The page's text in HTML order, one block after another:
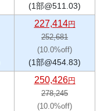
(1部@511.03)
227,414円
252,681
(10.0%off)
(1部@454.83)
250,426円
278,245
(10.0%off)